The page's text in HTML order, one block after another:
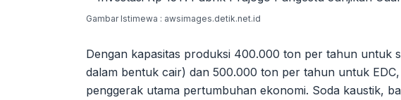
Gambar Istimewa : awsimages.detik.net.id
Dengan kapasitas produksi 400.000 ton per tahun untuk
dalam bentuk cair) dan 500.000 ton per tahun untuk
penggerak utama pertumbuhan ekonomi. Soda kaustik,